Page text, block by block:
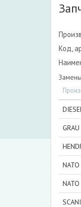
Код,
GRAU
NATO
NATO